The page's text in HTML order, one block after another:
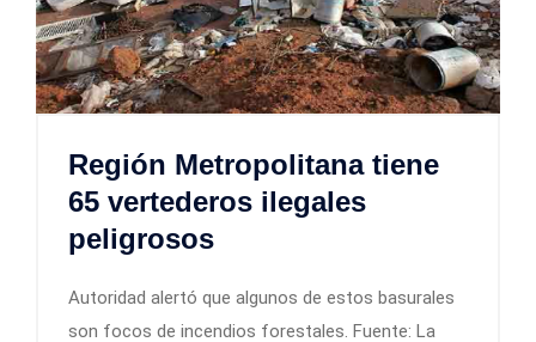
Región Metropolitana tiene
65 vertederos ilegales
peligrosos
Autoridad alertó que algunos de estos basurales
son focos de incendios forestales. Fuente: La